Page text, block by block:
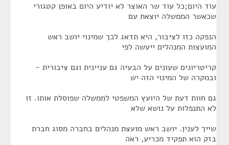
עוד היום;כל עוד שר האוצר לא יודיע היום באופן קטגורי
שכאשר הממשלה יוצאת עם
הנפקה כזו לציבור, היא תדאג לכך שמינוי יושב ראש
המועצות המנהלים ייעשה לפי
קריטריונים שעונים על הבעיה גם עניינית וגם ציבורית -
ובמקרה של המינוי הזה יש
גם חוות דעת של היועץ המשפטי לממשלה שפוסלת אותו. זו
לא התנפלות על נושא שלא
שייך לענין. יושב ראש מועצת מנהלים בחברה מסוג חברת
בזק הוא תפקיד מכריע, ראה